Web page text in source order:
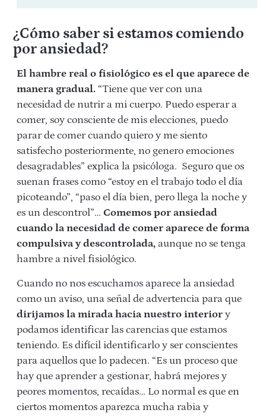
¿Cómo saber si estamos comiendo
por ansiedad?
El hambre real o fisiológico es el que aparece de
manera gradual. “Tiene que ver con una
necesidad de nutrir a mi cuerpo. Puedo esperar a
comer, soy consciente de mis elecciones, puedo
parar de comer cuando quiero y me siento
satisfecho posteriormente, no genero emociones
desagradables” explica la psicóloga. Seguro que os
suenan frases como “estoy en el trabajo todo el día
picoteando”, “paso el día bien, pero llega la noche y
es un descontrol”… Comemos por ansiedad
cuando la necesidad de comer aparece de forma
compulsiva y descontrolada, aunque no se tenga
hambre a nivel fisiológico.
Cuando no nos escuchamos aparece la ansiedad
como un aviso, una señal de advertencia para que
dirijamos la mirada hacia nuestro interior y
podamos identificar las carencias que estamos
teniendo. Es difícil identificarlo y ser conscientes
para aquellos que lo padecen. “Es un proceso que
hay que aprender a gestionar, habrá mejores y
peores momentos, recaídas… Lo normal es que en
ciertos momentos aparezca mucha rabia y